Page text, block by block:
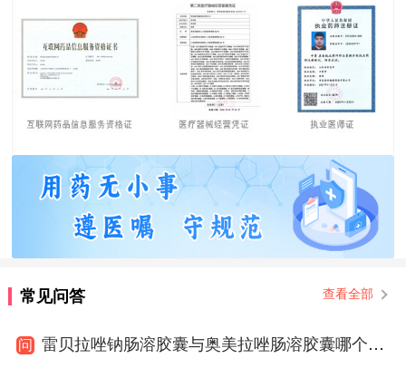
常见问答 查看全部
问 雷贝拉唑钠肠溶胶囊与奥美拉唑肠溶胶囊哪个效果好